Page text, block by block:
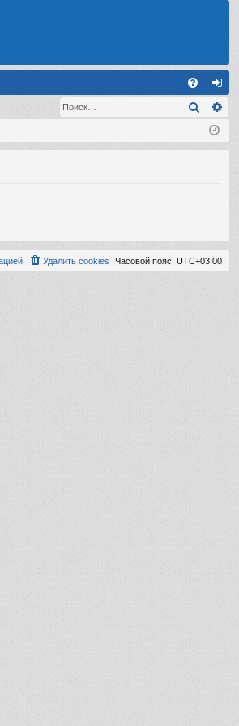
FA хо
д
Поиск
Часовой пояс: UTC+03:00
Удалить cookies